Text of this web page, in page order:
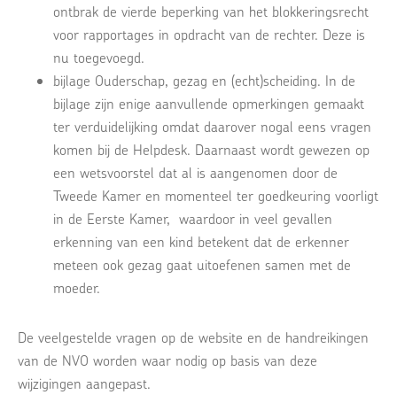
ontbrak de vierde beperking van het blokkeringsrecht
voor rapportages in opdracht van de rechter. Deze is
nu toegevoegd.
bijlage Ouderschap, gezag en (echt)scheiding. In de
bijlage zijn enige aanvullende opmerkingen gemaakt
ter verduidelijking omdat daarover nogal eens vragen
komen bij de Helpdesk. Daarnaast wordt gewezen op
een wetsvoorstel dat al is aangenomen door de
Tweede Kamer en momenteel ter goedkeuring voorligt
in de Eerste Kamer, waardoor in veel gevallen
erkenning van een kind betekent dat de erkenner
meteen ook gezag gaat uitoefenen samen met de
moeder.
De veelgestelde vragen op de website en de handreikingen
van de NVO worden waar nodig op basis van deze
wijzigingen aangepast.